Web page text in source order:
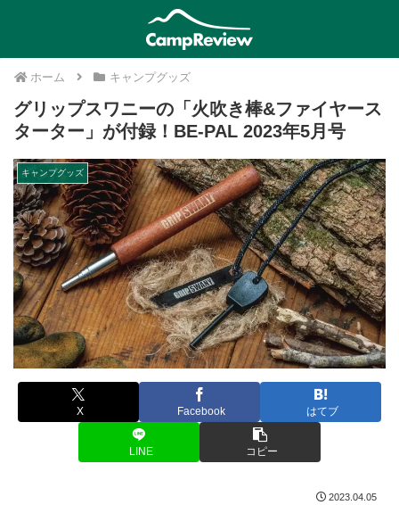
ホーム キャンプグッズ
グリップスワニーの「火吹き棒&ファイヤース
ターター」が付録！BE-PAL 2023年5月号
キャンプグッズ
X Facebook はてブ
LINE コピー
2023.04.05